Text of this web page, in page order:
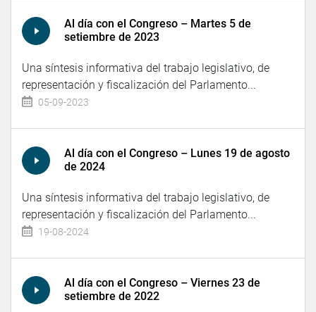
Al día con el Congreso – Martes 5 de
setiembre de 2023
Una síntesis informativa del trabajo legislativo, de
representación y fiscalización del Parlamento...
05-09-2023
Al día con el Congreso – Lunes 19 de agosto
de 2024
Una síntesis informativa del trabajo legislativo, de
representación y fiscalización del Parlamento...
19-08-2024
Al día con el Congreso – Viernes 23 de
setiembre de 2022